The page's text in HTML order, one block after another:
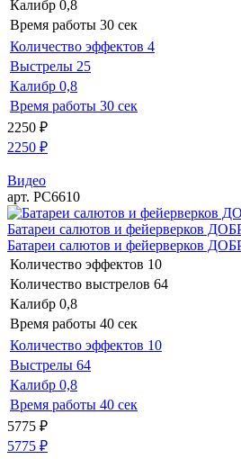
Калибр 0,8
Время работы 30 сек
Количество эффектов 4
Выстрелы 25
Калибр 0,8
Время работы 30 сек
2250 ₽
2250 ₽
Видео
арт. РС6610
Батареи салютов и фейерверков
Батареи салютов и фейерверков
Количество эффектов 10
Количество выстрелов 64
Калибр 0,8
Время работы 40 сек
Количество эффектов 10
Выстрелы 64
Калибр 0,8
Время работы 40 сек
5775 ₽
5775 ₽